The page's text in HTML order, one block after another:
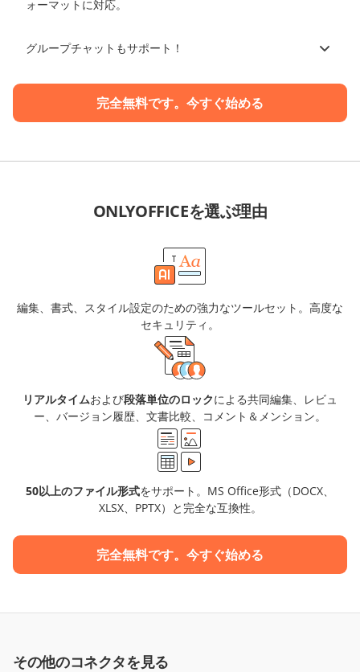
ォーマットに対応。
グループチャットもサポート！
完全無料です。今すぐ始める
ONLYOFFICEを選ぶ理由
編集、書式、スタイル設定のための強力なツールセット。高度な
セキュリティ。
リアルタイムおよび段落単位のロックによる共同編集、レビュ
ー、バージョン履歴、文書比較、コメント＆メンション。
50以上のファイル形式をサポート。MS Office形式（DOCX、
XLSX、PPTX）と完全な互換性。
完全無料です。今すぐ始める
その他のコネクタを見る